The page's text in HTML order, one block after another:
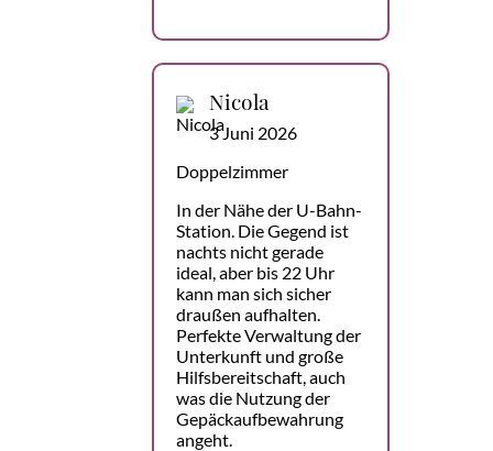
Nicola
3 Juni 2026
Doppelzimmer
In der Nähe der U-Bahn-
Station. Die Gegend ist
nachts nicht gerade
ideal, aber bis 22 Uhr
kann man sich sicher
draußen aufhalten.
Perfekte Verwaltung der
Unterkunft und große
Hilfsbereitschaft, auch
was die Nutzung der
Gepäckaufbewahrung
angeht.